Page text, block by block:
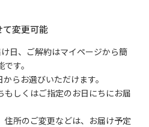
変更可能
日、ご解約はマイページから簡
す。
らお選びいただけます。
しくはご指定のお日にちにお届
住所のご変更などは、お届け予定